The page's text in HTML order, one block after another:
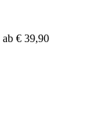
ab € 39,90